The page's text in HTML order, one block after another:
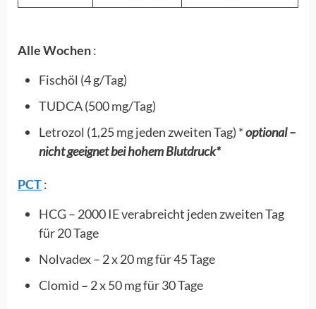
Alle Wochen:
Fischöl (4 g/Tag)
TUDCA (500 mg/Tag)
Letrozol (1,25 mg jeden zweiten Tag) *optional –
nicht geeignet bei hohem Blutdruck*
PCT:
HCG – 2000 IE verabreicht jeden zweiten Tag
für 20 Tage
Nolvadex – 2 x 20 mg für 45 Tage
Clomid – 2 x 50 mg für 30 Tage